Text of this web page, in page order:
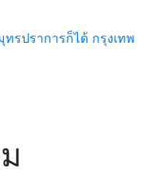
รปราการก็ได้ กรุงเทพ